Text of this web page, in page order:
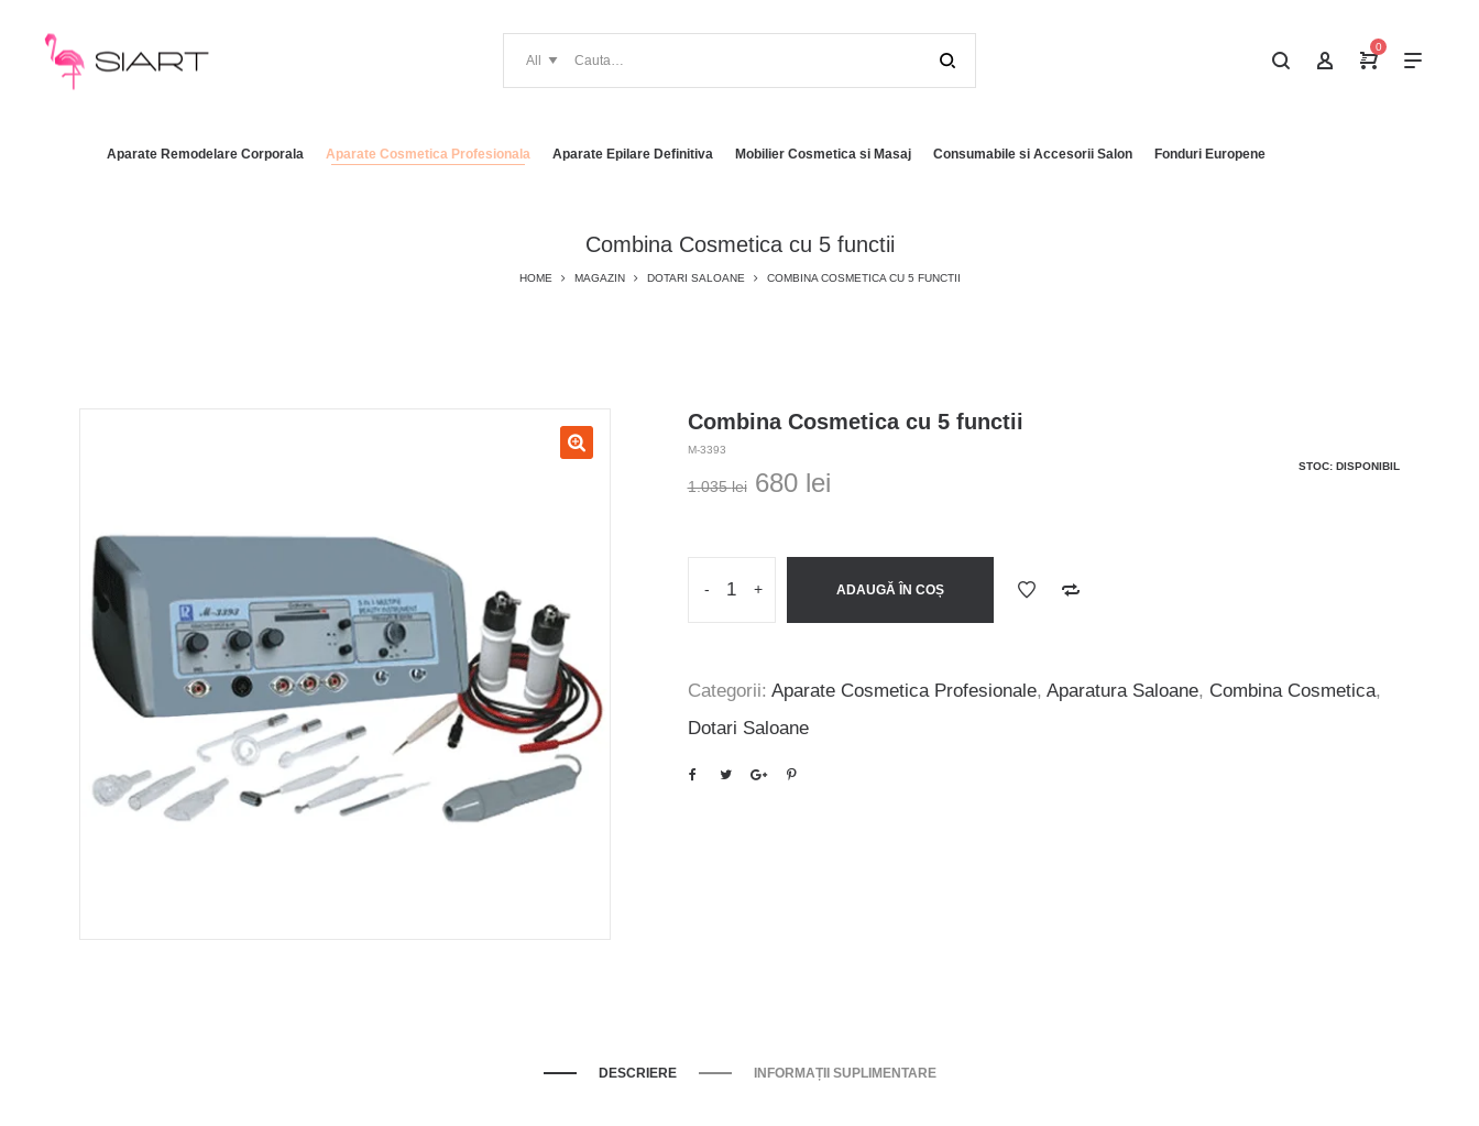
0
Aparate Remodelare Corporala Aparate Cosmetica Profesionala Aparate Epilare Definitiva Mobilier Cosmetica si Masaj Consumabile si Accesorii Salon Fonduri Europene
Combina Cosmetica cu 5 functii
HOME MAGAZIN DOTARI SALOANE COMBINA COSMETICA CU 5 FUNCTII
Combina Cosmetica cu 5 functii
M-3393
STOC: DISPONIBIL
1.035lei Prețul
fost:
1.035 lei.
680 leiPrețul
680 lei.
- + ADAUGĂ ÎN COȘ
Categorii: Aparate Cosmetica Profesionale, Aparatura Saloane, Combina Cosmetica,
Dotari Saloane
DESCRIERE INFORMAȚII SUPLIMENTARE